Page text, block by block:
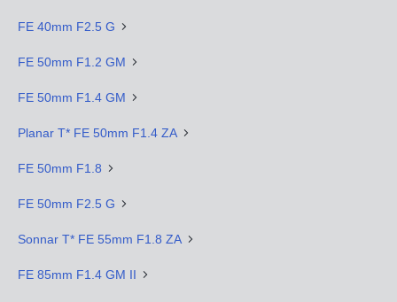
FE 40mm F2.5 G
FE 50mm F1.2 GM
FE 50mm F1.4 GM
Planar T* FE 50mm F1.4 ZA
FE 50mm F1.8
FE 50mm F2.5 G
Sonnar T* FE 55mm F1.8 ZA
FE 85mm F1.4 GM II